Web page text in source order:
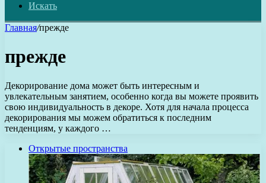
Искать
Главная/прежде
прежде
Декорирование дома может быть интересным и
увлекательным занятием, особенно когда вы можете проявить
свою индивидуальность в декоре. Хотя для начала процесса
декорирования мы можем обратиться к последним
тенденциям, у каждого …
Открытые пространства